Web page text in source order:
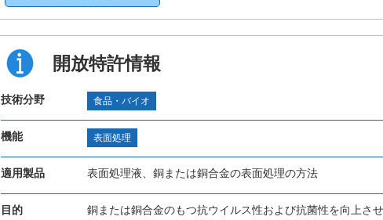
開放特許情報
技術分野 食品・バイオ
機能 表面処理
適用製品 表面処理液、銅または銅合金の表面処理の方法
目的
銅または銅合金のもつ抗ウイルス性および抗菌性を向上さ